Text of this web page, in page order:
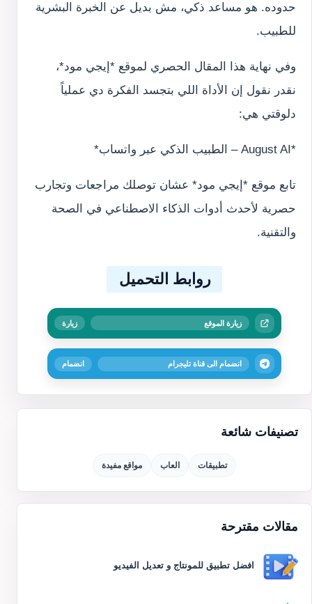
تصنيفات شائعة
تطبيقات العاب مواقع مفيدة
مقالات مقترحة
افضل تطبيق للمونتاج و تعديل الفيديو
حدوده. هو مساعد ذكي، مش بديل عن الخبرة البشرية
للطبيب.
وفي نهاية هذا المقال الحصري لموقع *إيجي مود*،
نقدر نقول إن الأداة اللي بتجسد الفكرة دي عملياً
دلوقتي هي:
*August AI – الطبيب الذكي عبر واتساب*
تابع موقع *إيجي مود* عشان توصلك مراجعات وتجارب
حصرية لأحدث أدوات الذكاء الاصطناعي في الصحة
والتقنية.
روابط التحميل
زيارة الموقع زيارة
انضمام الى قناة تليجرام انضمام